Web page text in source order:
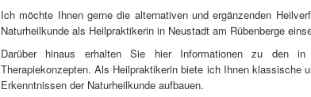
Ich möchte Ihnen gerne die alternativen und ergänzenden
Naturheilkunde als Heilpraktikerin in Neustadt am Rübenberge
Darüber hinaus erhalten Sie hier Informationen zu den in
Therapiekonzepten. Als Heilpraktikerin biete ich Ihnen klassische
Erkenntnissen der Naturheilkunde aufbauen.